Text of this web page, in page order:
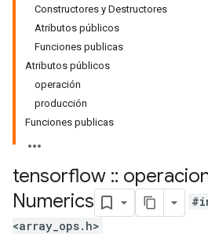
Constructores y Destructores
Atributos públicos
Funciones publicas
Atributos públicos
operación
producción
Funciones publicas
tensorflow ::
Numerics
<array_ops.h>